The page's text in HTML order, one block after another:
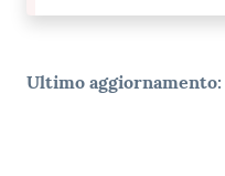
Ultimo aggiornamento: